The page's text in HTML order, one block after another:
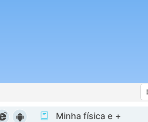
Minha física e +